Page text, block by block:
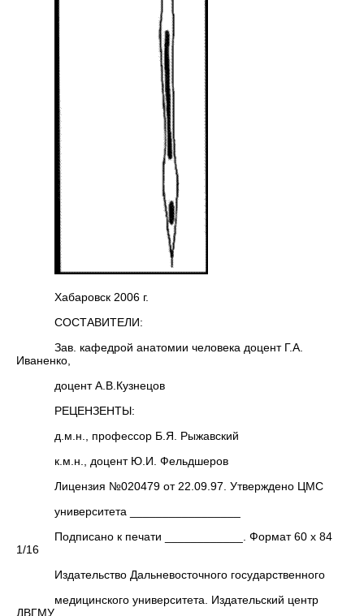
Хабаровск 2006 г.
СОСТАВИТЕЛИ:
Зав. кафедрой анатомии человека доцент Г.А.
Иваненко,
доцент А.В.Кузнецов
РЕЦЕНЗЕНТЫ:
д.м.н., профессор Б.Я. Рыжавский
к.м.н., доцент Ю.И. Фельдшеров
Лицензия №020479 от 22.09.97. Утверждено ЦМС
университета _________________
Подписано к печати ____________. Формат 60 х 84
1/16
Издательство Дальневосточного государственного
медицинского университета. Издательский центр
ДВГМУ.